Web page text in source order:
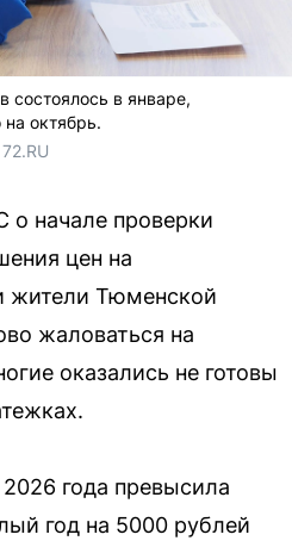
состоялось в январе,
октябрь.
о начале проверки
цен на
жители Тюменской
жаловаться на
оказались не готовы
года превысила
год на 5000 рублей